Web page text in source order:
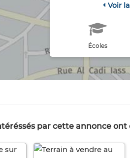
Voir
Écoles
par cette annonce